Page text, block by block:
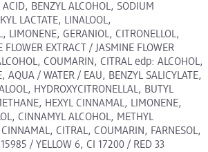
ACID, BENZYL ALCOHOL, SODIUM
LACTATE, LINALOOL,
LIMONENE, GERANIOL, CITRONELLOL,
EXTRACT / JASMINE FLOWER
COUMARIN, CITRAL edp: ALCOHOL,
AQUA / WATER / EAU, BENZYL SALICYLATE,
HYDROXYCITRONELLAL, BUTYL
HEXYL CINNAMAL, LIMONENE,
CINNAMYL ALCOHOL, METHYL
CITRAL, COUMARIN, FARNESOL,
/ YELLOW 6, CI 17200 / RED 33